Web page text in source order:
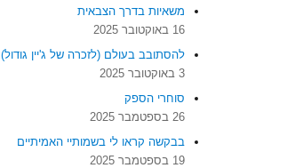
משאיות בדרך הצבאית
16 באוקטובר 2025
להסתובב בעולם (לזכרה של ג'יין גודול)
3 באוקטובר 2025
סוחרי הספק
26 בספטמבר 2025
בבקשה קראו לי בשמותיי האמיתיים
19 בספטמבר 2025